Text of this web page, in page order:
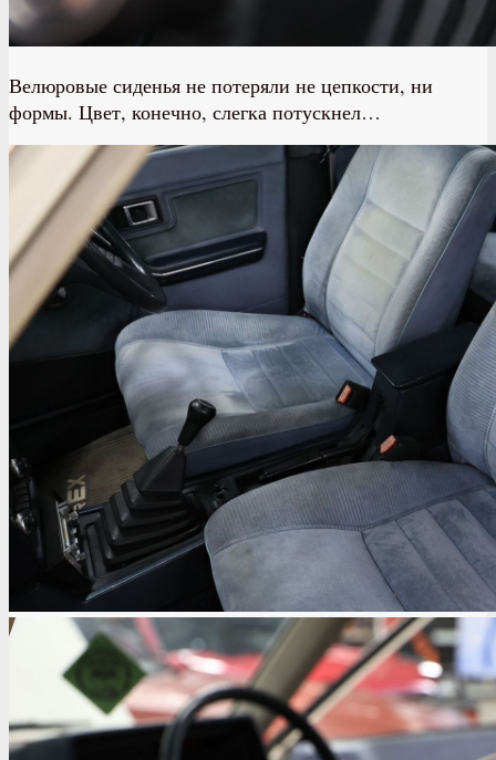
Велюровые сиденья не потеряли не цепкости, ни
формы. Цвет, конечно, слегка потускнел…